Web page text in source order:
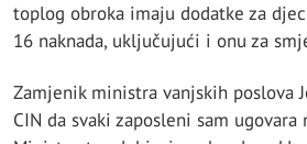
toplog obroka imaju dodatke za
16 naknada, uključujući i onu za
Zamjenik ministra vanjskih poslova
CIN da svaki zaposleni sam ugovara